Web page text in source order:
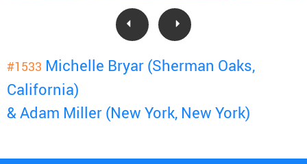
#1533 Michelle Bryar (Sherman Oaks,
California)
& Adam Miller (New York, New York)